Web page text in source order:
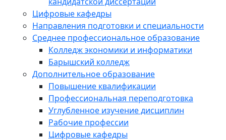
Цифровые кафедры
Направления подготовки и специальности
Среднее профессиональное образование
Колледж экономики и информатики
Барышский колледж
Дополнительное образование
Повышение квалификации
Профессиональная переподготовка
Углубленное изучение дисциплин
Рабочие профессии
Цифровые кафедры